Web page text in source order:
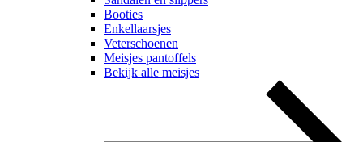
Booties
Enkellaarsjes
Veterschoenen
Meisjes pantoffels
Bekijk alle meisjes